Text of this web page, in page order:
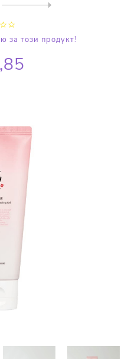
за този продукт!